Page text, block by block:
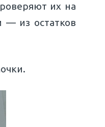
их на
— из остатков